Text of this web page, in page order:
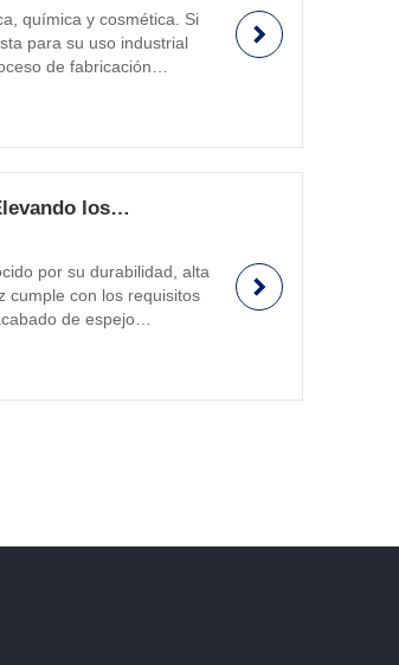
química y cosmética. Si
para su uso industrial
de fabricación
los
por su durabilidad, alta
cumple con los requisitos
de espejo